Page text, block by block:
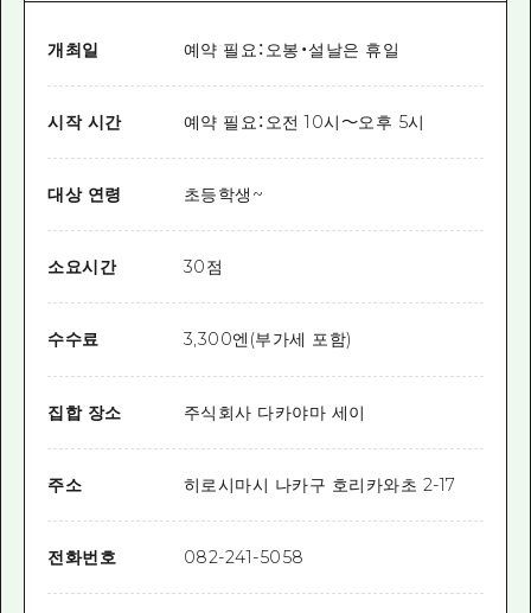
개최일 예약 필요：오봉・설날은 휴일
시작 시간 예약 필요：오전 10시～오후 5시
대상 연령 초등학생~
소요시간 30점
수수료 3,300엔(부가세 포함)
집합 장소 주식회사 다카야마 세이
주소 히로시마시 나카구 호리카와초 2-17
전화번호 082-241-5058